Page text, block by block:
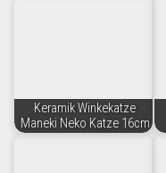
Keramik Winkekatze
Maneki Neko Katze 16cm